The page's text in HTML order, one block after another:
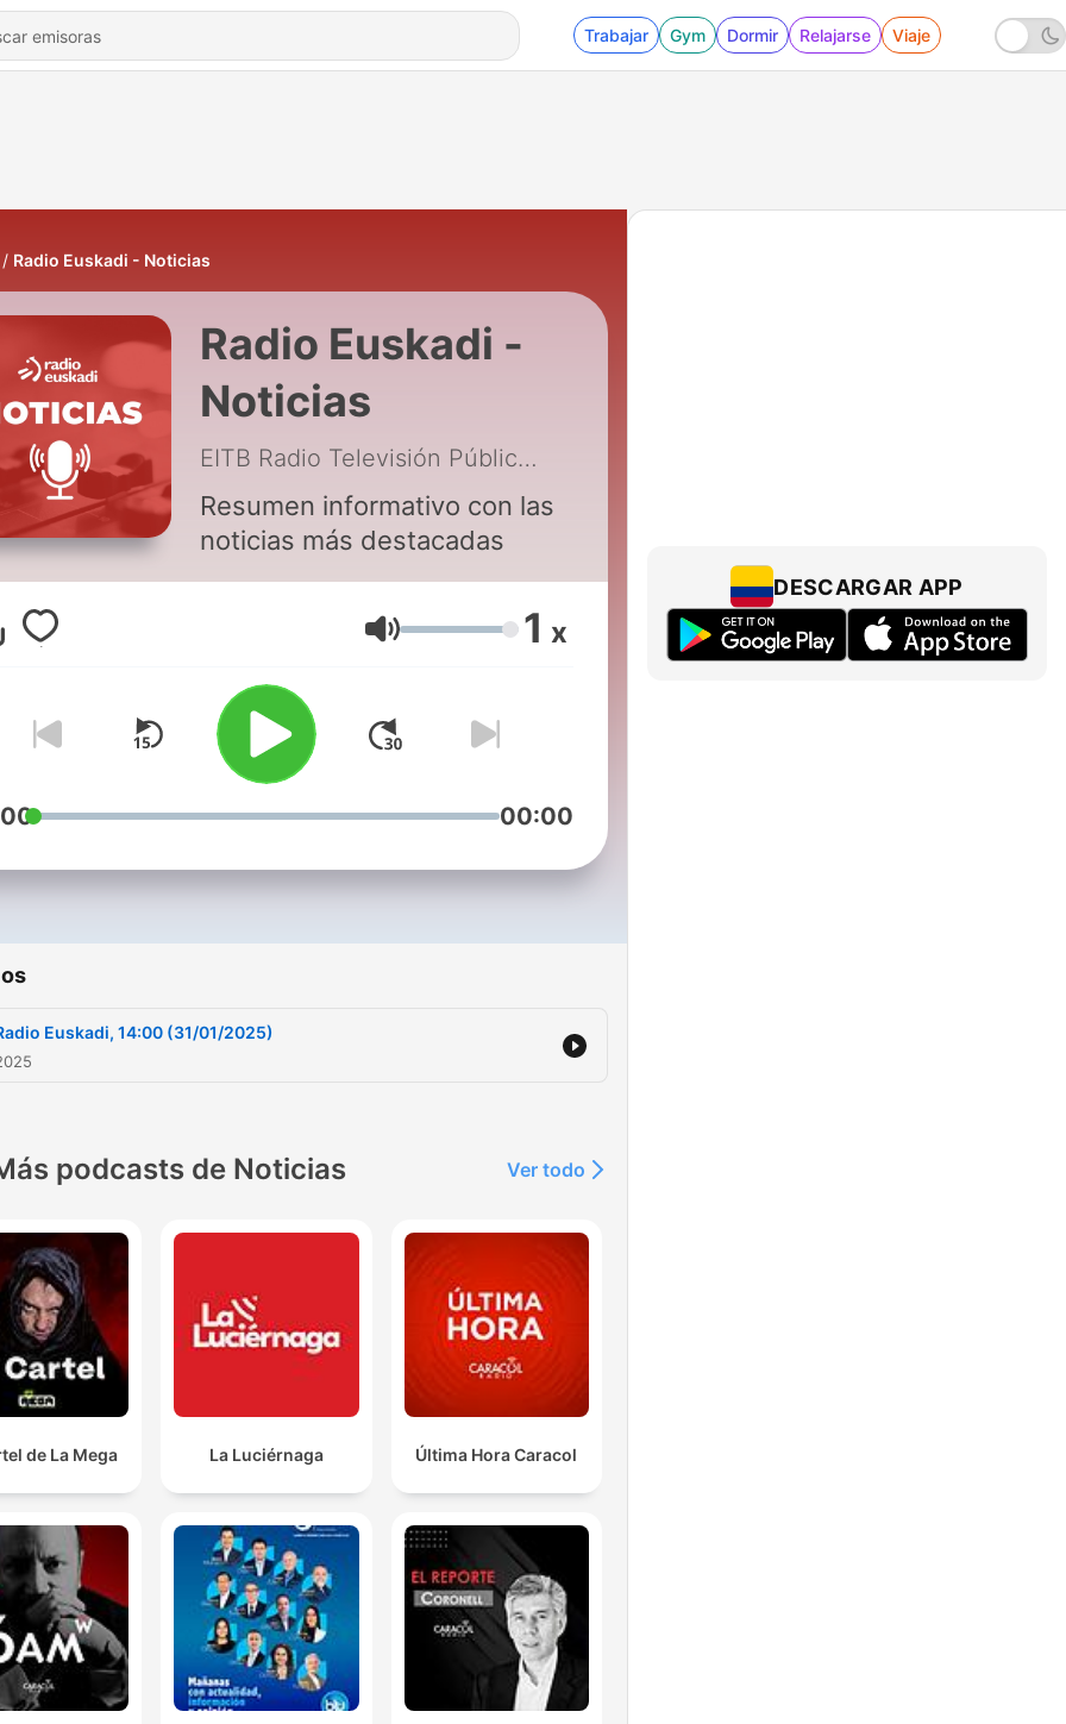
Trabajar Gym Dormir Relajarse Viaje
Radio Euskadi - Noticias
Radio Euskadi -
Noticias
EITB Radio Televisión Pública Vasca
Resumen informativo con las
noticias más destacadas
Volumen 1 x
00:00
Euskadi, 14:00 (31/01/2025)
podcasts de Noticias Ver todo
de La Mega La Luciérnaga Última Hora Caracol
DESCARGAR APP